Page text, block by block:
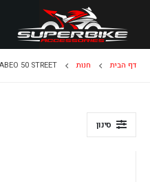
דף הבית חנות 50 STREET
סינון